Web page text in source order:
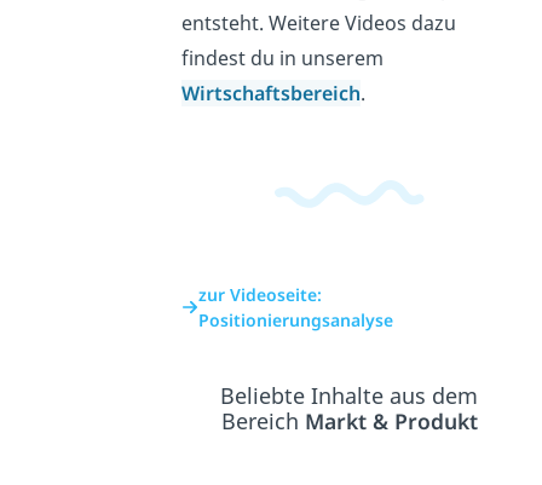
entsteht. Weitere Videos dazu
findest du in unserem
Wirtschaftsbereich.
zur Videoseite:
Positionierungsanalyse
Beliebte Inhalte aus dem
Bereich Markt & Produkt